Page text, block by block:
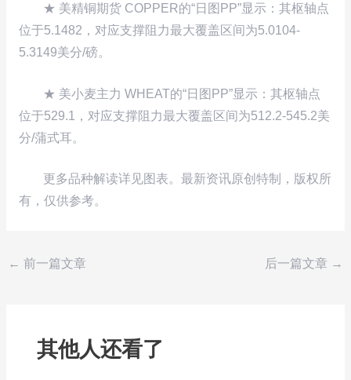
★ 美精铜期货 COPPER的“日图PP”显示：其枢轴点
位于5.1482，对应支撑阻力最大覆盖区间为5.0104-
5.3149美分/磅。
★ 美小麦主力 WHEAT的“日图PP”显示：其枢轴点
位于529.1，对应支撑阻力最大覆盖区间为512.2-545.2美
分/蒲式耳。
更多品种解读详见图表。最新资讯原创特制，版权所
有，仅供参考。
← 前一篇文章 后一篇文章 →
其他人还看了